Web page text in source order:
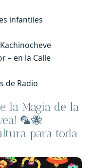
infantiles
– en la Calle
de Radio
la Magia de la
🦜🐝
para toda